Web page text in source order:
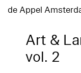
de Appel
Art &
vol. 2